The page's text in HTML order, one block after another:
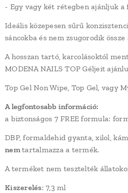
- Egy vagy két rétegben ajánljuk a
Ideális közepesen sűrű
sáncokba és nem zsugorodik össze
A hosszan tartó, karcolásoktól
MODENA NAILS TOP Géljeit
Top Gel Non Wipe, Top Gel, vagy
A legfontosabb információ:
a biztonságos 7 FREE formula:
DBP, formaldehid gyanta, xilol,
nemtartalmazza a termék.
A terméket nem tesztelték
Kiszerelés: 7,3 ml